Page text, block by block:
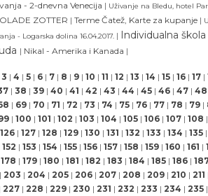
- 2-dnevna Venecija | Uživanje na Bledu, hotel
ZOTTER | Terme Čatež, Karte za kupanje |
- Logarska dolina 16.04.2017. | Individualna
| Nikal - Amerika i Kanada |
3 | 4 | 5 | 6 | 7 | 8 | 9 | 10 | 11 | 12 | 13 | 14 | 15 | 16 | 17 |
| 38 | 39 | 40 | 41 | 42 | 43 | 44 | 45 | 46 | 47 | 48
| 69 | 70 | 71 | 72 | 73 | 74 | 75 | 76 | 77 | 78 | 79 |
| 100 | 101 | 102 | 103 | 104 | 105 | 106 | 107 | 108 |
126 | 127 | 128 | 129 | 130 | 131 | 132 | 133 | 134 | 135 |
152 | 153 | 154 | 155 | 156 | 157 | 158 | 159 | 160 | 161 |
178 | 179 | 180 | 181 | 182 | 183 | 184 | 185 | 186 |
| 203 | 204 | 205 | 206 | 207 | 208 | 209 | 210 | 211
227 | 228 | 229 | 230 | 231 | 232 | 233 | 234 | 235 |